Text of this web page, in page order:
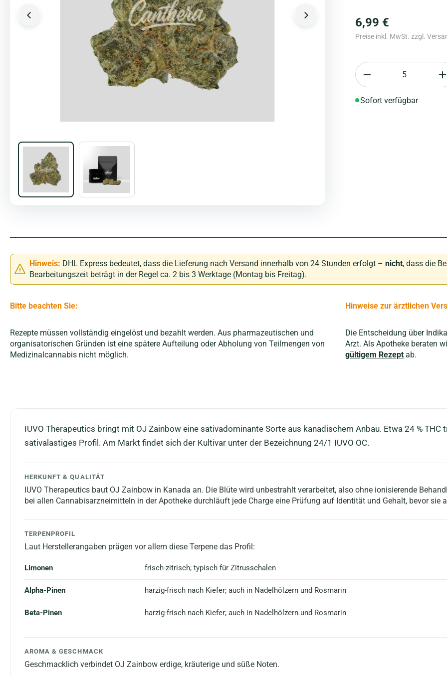
6,99 €
Preise inkl. MwSt. zzgl.
Anzahl
Sofort verfügbar
Hinweis: DHL Express bedeutet, dass die Lieferung nach Versand innerhalb von 24 Stunden erfolgt – nicht, dass die
Bearbeitungszeit beträgt in der Regel ca. 2 bis 3 Werktage (Montag bis Freitag).
Bitte beachten Sie:
Rezepte müssen vollständig eingelöst und bezahlt werden. Aus pharmazeutischen und
organisatorischen Gründen ist eine spätere Aufteilung oder Abholung von Teilmengen von
Medizinalcannabis nicht möglich.
Hinweise zur ärztlichen
Die Entscheidung über
Arzt. Als Apotheke beraten
gültigem Rezept ab.
IUVO Therapeutics bringt mit OJ Zainbow eine sativadominante Sorte aus kanadischem Anbau. Etwa 24 % THC
sativalastiges Profil. Am Markt findet sich der Kultivar unter der Bezeichnung 24/1 IUVO OC.
HERKUNFT & QUALITÄT
IUVO Therapeutics baut OJ Zainbow in Kanada an. Die Blüte wird unbestrahlt verarbeitet, also ohne ionisierende
bei allen Cannabisarzneimitteln in der Apotheke durchläuft jede Charge eine Prüfung auf Identität und Gehalt, bevor sie
TERPENPROFIL
Laut Herstellerangaben prägen vor allem diese Terpene das Profil:
Limonen frisch-zitrisch; typisch für Zitrusschalen
Alpha-Pinen harzig-frisch nach Kiefer; auch in Nadelhölzern und Rosmarin
Beta-Pinen harzig-frisch nach Kiefer; auch in Nadelhölzern und Rosmarin
AROMA & GESCHMACK
Geschmacklich verbindet OJ Zainbow erdige, kräuterige und süße Noten.